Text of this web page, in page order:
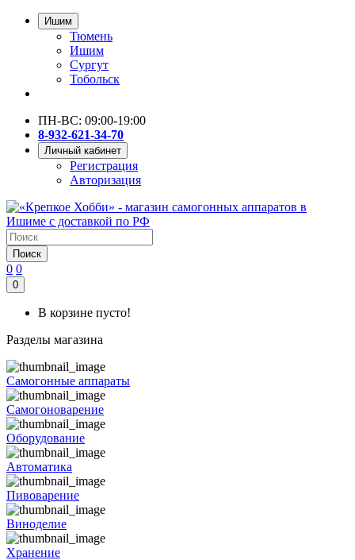
Ишим
Тюмень
Ишим
Сургут
Тобольск
ПН-ВС: 09:00-19:00
8-932-621-34-70
Личный кабинет
Регистрация
Авторизация
Поиск
0 0
0
В корзине пусто!
Разделы магазина
Самогонные аппараты
Самогоноварение
Оборудование
Автоматика
Пивоварение
Виноделие
Хранение